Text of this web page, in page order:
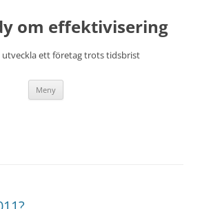
om effektivisering
ett företag trots tidsbrist
Meny